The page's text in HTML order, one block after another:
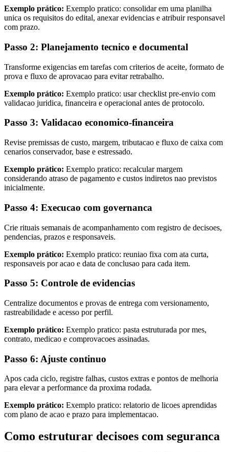
Exemplo prático: Exemplo pratico: consolidar em uma planilha
unica os requisitos do edital, anexar evidencias e atribuir responsavel
com prazo.
Passo 2: Planejamento tecnico e documental
Transforme exigencias em tarefas com criterios de aceite, formato de
prova e fluxo de aprovacao para evitar retrabalho.
Exemplo prático: Exemplo pratico: usar checklist pre-envio com
validacao juridica, financeira e operacional antes de protocolo.
Passo 3: Validacao economico-financeira
Revise premissas de custo, margem, tributacao e fluxo de caixa com
cenarios conservador, base e estressado.
Exemplo prático: Exemplo pratico: recalcular margem
considerando atraso de pagamento e custos indiretos nao previstos
inicialmente.
Passo 4: Execucao com governanca
Crie rituais semanais de acompanhamento com registro de decisoes,
pendencias, prazos e responsaveis.
Exemplo prático: Exemplo pratico: reuniao fixa com ata curta,
responsaveis por acao e data de conclusao para cada item.
Passo 5: Controle de evidencias
Centralize documentos e provas de entrega com versionamento,
rastreabilidade e acesso por perfil.
Exemplo prático: Exemplo pratico: pasta estruturada por mes,
contrato, medicao e comprovacoes assinadas.
Passo 6: Ajuste continuo
Apos cada ciclo, registre falhas, custos extras e pontos de melhoria
para elevar a performance da proxima rodada.
Exemplo prático: Exemplo pratico: relatorio de licoes aprendidas
com plano de acao e prazo para implementacao.
Como estruturar decisoes com seguranca